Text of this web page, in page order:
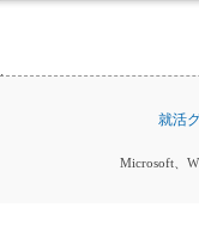
就活
Microsoft、